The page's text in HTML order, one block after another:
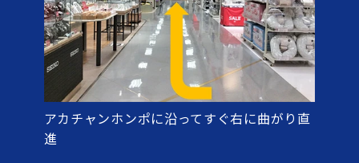
アカチャンホンポに沿ってすぐ右に曲がり直
進